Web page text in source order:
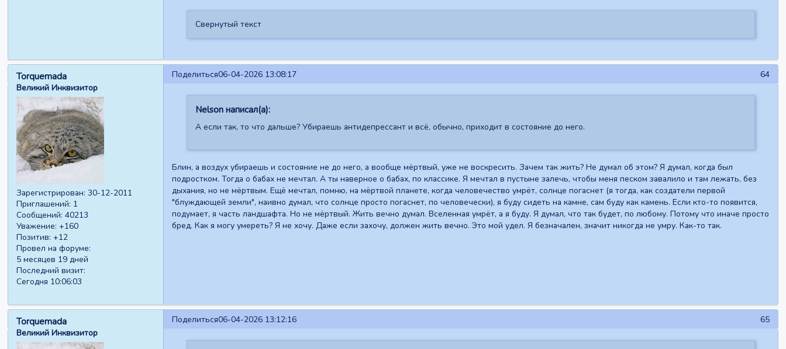
Свернутый текст
Поделиться 64
06-04-2026 13:08:17
Torquemada
Великий Инквизитор
Зарегистрирован: 30-12-2011
Приглашений: 1
Сообщений: 40213
Уважение: +160
Позитив: +12
Провел на форуме:
5 месяцев 19 дней
Последний визит:
Сегодня 10:06:03
Nelson написал(а):
А если так, то что дальше? Убираешь антидепрессант и всё, обычно, приходит в состояние до него.
Блин, а воздух убираешь и состояние не до него, а вообще мёртвый, уже не воскресить. Зачем так жить? Не думал об этом? Я думал, когда был
подростком. Тогда о бабах не мечтал. А ты наверное о бабах, по классике. Я мечтал в пустыне залечь, чтобы меня песком завалило и там лежать, без
дыхания, но не мёртвым. Ещё мечтал, помню, на мёртвой планете, когда человечество умрёт, солнце погаснет (я тогда, как создатели первой
"блуждающей земли", наивно думал, что солнце просто погаснет, по человечески), я буду сидеть на камне, сам буду как камень. Если кто-то появится,
подумает, я часть ландшафта. Но не мёртвый. Жить вечно думал. Вселенная умрёт, а я буду. Я думал, что так будет, по любому. Потому что иначе просто
бред. Как я могу умереть? Я не хочу. Даже если захочу, должен жить вечно. Это мой удел. Я безначален, значит никогда не умру. Как-то так.
Поделиться 65
06-04-2026 13:12:16
Torquemada
Великий Инквизитор